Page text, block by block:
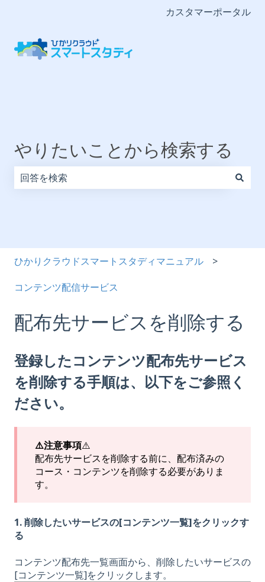
カスタマーポータル
やりたいことから検索する
ひかりクラウドスマートスタディマニュアル
コンテンツ配信サービス
配布先サービスを削除する
登録したコンテンツ配布先サービス
を削除する手順は、以下をご参照く
ださい。
⚠️注意事項⚠️
配布先サービスを削除する前に、配布済みの
コース・コンテンツを削除する必要がありま
す。
1. 削除したいサービスの[コンテンツ一覧]をクリックす
る
コンテンツ配布先一覧画面から、削除したいサービスの
[コンテンツ一覧]をクリックします。